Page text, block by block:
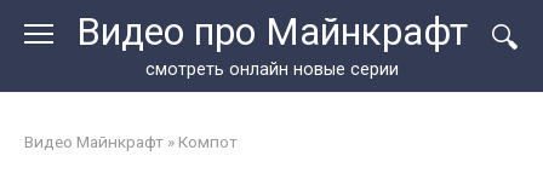
Видео про Майнкрафт
смотреть онлайн новые серии
Видео Майнкрафт » Компот